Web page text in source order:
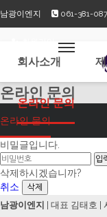
남광이엔지 061-381-
회사소개
온라인 문의
온라인 문의
온라인 문의
비밀글입니다.
삭제하시겠습니까?
취소
삭제
남광이엔지
| 대표 김태호